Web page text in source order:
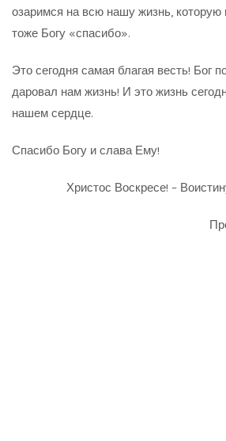
озаримся на всю нашу жизнь,
тоже Богу «спасибо».
Это сегодня самая благая весть! Бог
даровал нам жизнь! И это жизнь
нашем сердце.
Спасибо Богу и слава Ему!
Христос Воскресе! –